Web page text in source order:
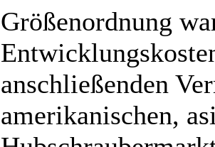
Größenordnung
anschließenden
amerikanischen,